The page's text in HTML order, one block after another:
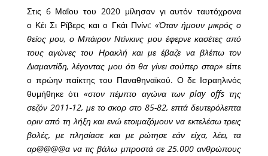
Στις 6 Μαΐου του 2020 μίλησαν γι αυτόν ταυτόχρονα
ο Κέι Σι Ρίβερς και ο Γκάι Πνίνι: «Όταν ήμουν μικρός ο
θείος μου, ο Μπάιρον Ντίνκινς μου έφερνε κασέτες από
τους αγώνες του Ηρακλή και με έβαζε να βλέπω τον
Διαμαντίδη, λέγοντας μου ότι θα γίνει σούπερ σταρ»είπε
ο πρώην παίκτης του Παναθηναϊκού. Ο δε Ισραηλινός
θυμήθηκε ότι «στον πέμπτο αγώνα των play offs της
σεζόν 2011-12, με το σκορ στο 85-82, επτά δευτερόλεπτα
οριν από τη λήξη και ενώ ετοιμαζόμουν να εκτελέσω τρεις
βολές, με πλησίασε και με ρώτησε εάν είχα, λέει, τα
αρ@@@@α να τις βάλω μπροστά σε 25.000 ανθρώπους